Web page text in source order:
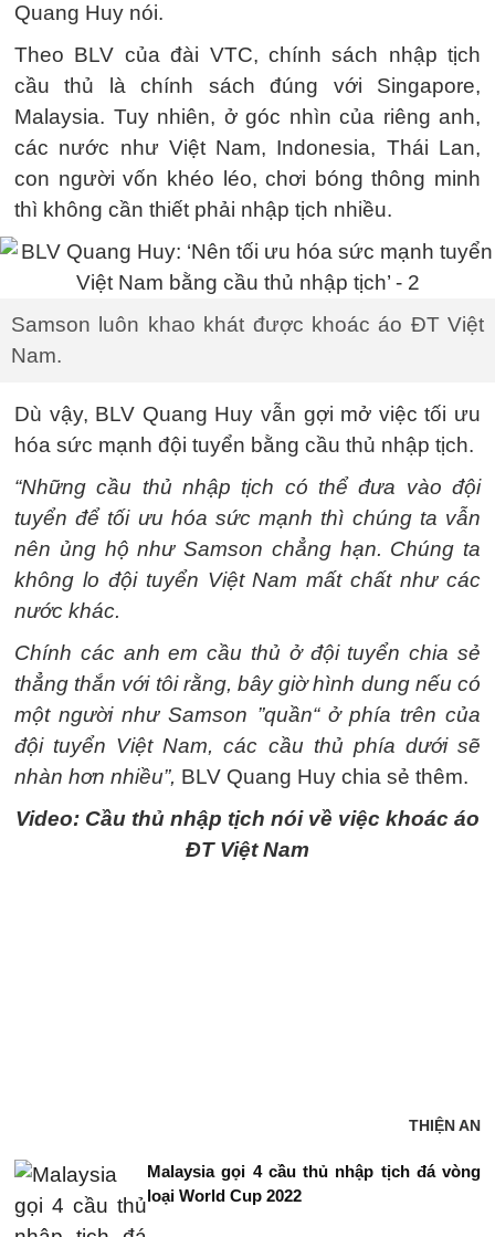
Quang Huy nói.
Theo BLV của đài VTC, chính sách nhập tịch
cầu thủ là chính sách đúng với Singapore,
Malaysia. Tuy nhiên, ở góc nhìn của riêng anh,
các nước như Việt Nam, Indonesia, Thái Lan,
con người vốn khéo léo, chơi bóng thông minh
thì không cần thiết phải nhập tịch nhiều.
Samson luôn khao khát được khoác áo ĐT Việt
Nam.
Dù vậy, BLV Quang Huy vẫn gợi mở việc tối ưu
hóa sức mạnh đội tuyển bằng cầu thủ nhập tịch.
“Những cầu thủ nhập tịch có thể đưa vào đội
tuyển để tối ưu hóa sức mạnh thì chúng ta vẫn
nên ủng hộ như Samson chẳng hạn. Chúng ta
không lo đội tuyển Việt Nam mất chất như các
nước khác.
Chính các anh em cầu thủ ở đội tuyển chia sẻ
thẳng thắn với tôi rằng, bây giờ hình dung nếu có
một người như Samson ”quần“ ở phía trên của
đội tuyển Việt Nam, các cầu thủ phía dưới sẽ
nhàn hơn nhiều”, BLV Quang Huy chia sẻ thêm.
Video: Cầu thủ nhập tịch nói về việc khoác áo
ĐT Việt Nam
THIỆN AN
Malaysia gọi 4 cầu thủ nhập tịch đá vòng
loại World Cup 2022